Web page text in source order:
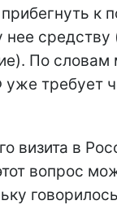
к
средству
По словам
требует
визита в
вопрос